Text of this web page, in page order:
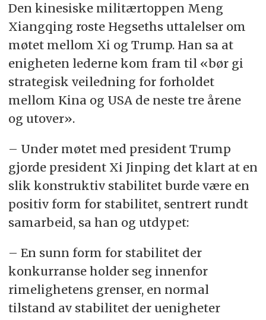
Den kinesiske militærtoppen Meng
Xiangqing roste Hegseths uttalelser om
møtet mellom Xi og Trump. Han sa at
enigheten lederne kom fram til «bør gi
strategisk veiledning for forholdet
mellom Kina og USA de neste tre årene
og utover».
– Under møtet med president Trump
gjorde president Xi Jinping det klart at en
slik konstruktiv stabilitet burde være en
positiv form for stabilitet, sentrert rundt
samarbeid, sa han og utdypet:
– En sunn form for stabilitet der
konkurranse holder seg innenfor
rimelighetens grenser, en normal
tilstand av stabilitet der uenigheter